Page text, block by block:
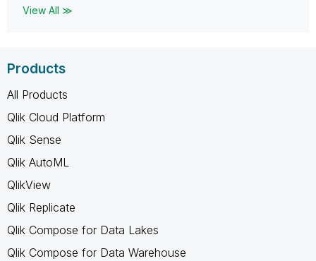
View All ≫
Products
All Products
Qlik Cloud Platform
Qlik Sense
Qlik AutoML
QlikView
Qlik Replicate
Qlik Compose for Data Lakes
Qlik Compose for Data Warehouse